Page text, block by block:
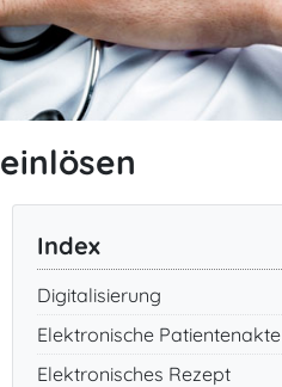
Index
Digitalisierung
Elektronische Patientenakte
Elektronisches Rezept